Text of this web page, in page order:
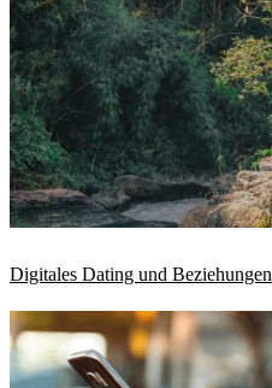
Digitales Dating und Beziehungen